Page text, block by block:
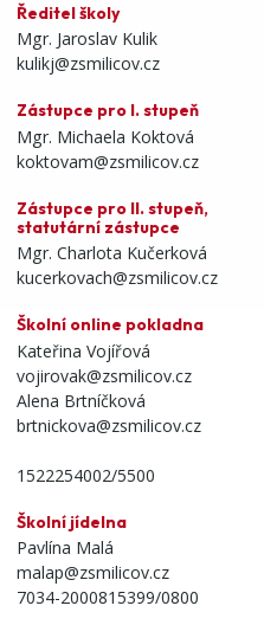
Ředitel školy
Mgr. Jaroslav Kulik
kulikj@zsmilicov.cz
Zástupce pro I. stupeň
Mgr. Michaela Koktová
koktovam@zsmilicov.cz
Zástupce pro II. stupeň,
statutární zástupce
Mgr. Charlota Kučerková
kucerkovach@zsmilicov.cz
Školní online pokladna
Kateřina Vojířová
vojirovak@zsmilicov.cz
Alena Brtníčková
brtnickova@zsmilicov.cz
1522254002/5500
Školní jídelna
Pavlína Malá
malap@zsmilicov.cz
7034-2000815399/0800